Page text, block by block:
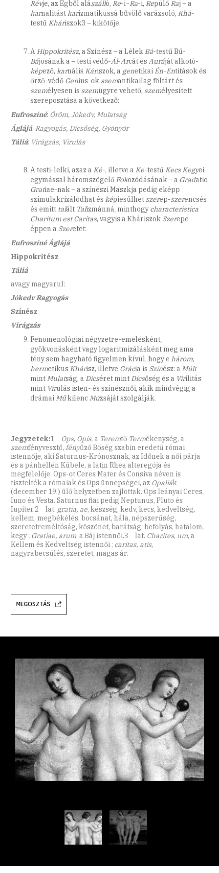
Révje, az Égből alászálló, Re-i~Ra-i, Repülő Raj – a
karnalitástkarizmatikussá bűvölő varázsoló, Khá-
testű Kháriszok3 – kikötője.
A Hippokritész, a Színész – a Lélek Bá-testű Bű-
Bájosának a – testi védő-Ál-Arcát ésAuráját alkotó-
képező,karnális Káriszok, a genetikai Én-Entitások és
őrző-védő Genius-ok szemantikailag föltárt és
személyesen is szemügyre vehető, személyesített
szereposztása a következő:
Eufroszíné: Öröm, Jókedv, Mulatság
Áglájá: Ragyogás, Dicsőség, Gyönyör
Táliá: Virágzás, Virulás
A testi-lelki, azaz a Ké-, illetve a Ke-testű Kecs Kegyei
egymással háromszögelő Fokozódásának – a Gradatio
Gratiae-nak – a színészi Maszkja pedig eképp
szimulakrizálódhat ésképiesülhet szerep-szerencsés
és emitt talált Talizmánná, minthogy characteristica
Charitum est Caritas, vagyis a Kháriszok Szerepe
éppen a Szeretet:
EufroszínéÁglájá
Hippokritész
Táliá
avagy magyarul:
JókedvRagyogás
Színész
Virágzás
Fenomenológiai négyzetre-emelésként,
gyökvonásként vagy logaritmi­zálás­ként meg ama
tény sem hagyható figyelmen kívül, hogy ehárom,
hermetikus Khárisz, illetve Grácia is Színész: a Múlt
mint Mulatság, a Dicséret mint Dicsőség és a Virilitás
mint Virulás isten- és színésznői, akik mindvégig a
drámai Műkilenc Múzsáját szolgálják.
Jegyzetek:1 Ops, Opis, a Teremtő Termékenység, a
szemfényvesztő,fényűző Bőség szabin eredetű római
istennője, aki Saturnus-Krónosznak, az Időnek a női párja
és a pánhellén Kübele, a latin Rhea alteregója és
megfelelője. Ops-ot Ceres Mater és Consiva néven is
tisztelték a rómaiak és Ops ünnepségei, az Opaliák
(december 19.) ülő helyzetben zajlottak. Ops leányai Ceres,
Iuno és Vesta. Saturnus fiai pedig Neptunus, Pluto és
Iupiter.2 lat. gratia, ae, készség, kedv, kecs, kedveltség,
kellem, megbékélés, bocsánat, hála, népszerűség,
szeretetreméltóság, köszönet, barátság, befolyás, hatalom,
kegy ; Gratiae, arum, a Báj istennői.3 lat. Charites, um, a
Kellem és Kedveltség istennői ; caritas, atis,
nagyrabecsülés, szeretet, magas ár.
MEGOSZTÁS